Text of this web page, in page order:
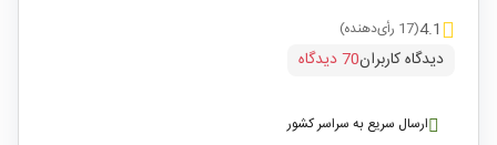
4.1(17 رأی‌دهنده)
دیدگاه کاربران70 دیدگاه
ارسال سریع به سراسر کشور